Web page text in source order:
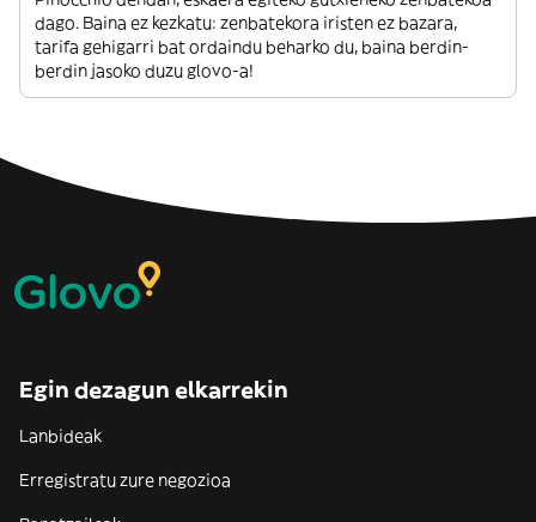
dago. Baina ez kezkatu: zenbatekora iristen ez bazara,
tarifa gehigarri bat ordaindu beharko du, baina berdin-
berdin jasoko duzu glovo-a!
Egin dezagun elkarrekin
Lanbideak
Erregistratu zure negozioa